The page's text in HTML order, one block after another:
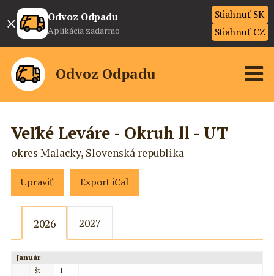
× Odvoz Odpadu
Aplikácia zadarmo
Stiahnuť SK
Stiahnuť CZ
Odvoz Odpadu
Veľké Leváre - Okruh ll - UT
okres Malacky, Slovenská republika
Upraviť Export iCal
2026 2027
Január
št
1